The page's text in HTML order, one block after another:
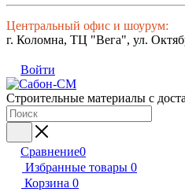
Центральный офис и шоурум:
г. Коломна, ТЦ "Вега", ул.
Войти
Строительные материалы с
Сравнение0
Избранные товары 0
Корзина 0